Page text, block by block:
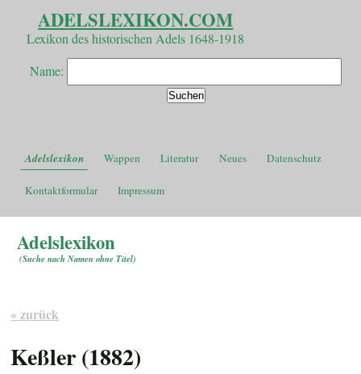
ADELSLEXIKON.COM
Lexikon des historischen Adels 1648-1918
Name:
Adelslexikon Wappen Literatur Neues Datenschutz
Kontaktformular Impressum
Adelslexikon
(Suche nach Namen ohne Titel)
« zurück
Keßler (1882)